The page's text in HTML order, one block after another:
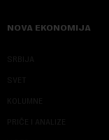
NOVA EKONOMIJA
SRBIJA
SVET
KOLUMNE
PRIČE I ANALIZE